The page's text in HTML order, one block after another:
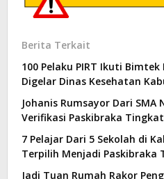
Berita Terkait
100 Pelaku PIRT Ikuti
Digelar Dinas Kesehatan
Johanis Rumsayor Dari SMA
Verifikasi Paskibraka
7 Pelajar Dari 5 Sekolah di
Terpilih Menjadi Paskibraka
Jadi Tuan Rumah Rakor